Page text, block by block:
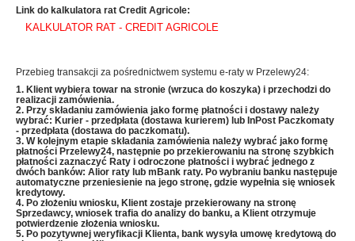
Link do kalkulatora rat Credit Agricole:
KALKULATOR RAT - CREDIT AGRICOLE
Przebieg transakcji za pośrednictwem systemu e-raty w Przelewy24:
1. Klient wybiera towar na stronie (wrzuca do koszyka) i przechodzi do
realizacji zamówienia.
2. Przy składaniu zamówienia jako formę płatności i dostawy należy
wybrać: Kurier - przedpłata (dostawa kurierem) lub InPost Paczkomaty
- przedpłata (dostawa do paczkomatu).
3. W kolejnym etapie składania zamówienia należy wybrać jako formę
płatności Przelewy24, następnie po przekierowaniu na stronę szybkich
płatności zaznaczyć Raty i odroczone płatności i wybrać jednego z
dwóch banków: Alior raty lub mBank raty. Po wybraniu banku następuje
automatyczne przeniesienie na jego stronę, gdzie wypełnia się wniosek
kredytowy.
4. Po złożeniu wniosku, Klient zostaje przekierowany na stronę
Sprzedawcy, wniosek trafia do analizy do banku, a Klient otrzymuje
potwierdzenie złożenia wniosku.
5. Po pozytywnej weryfikacji Klienta, bank wysyła umowę kredytową do